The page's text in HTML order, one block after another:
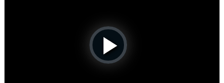
Play